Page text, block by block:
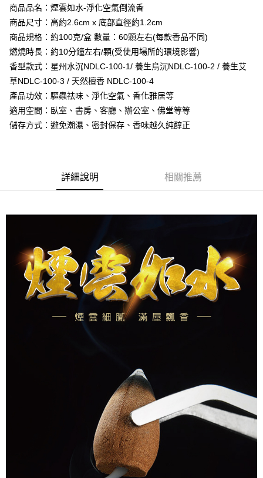
成交易。
3.實際核准額度、可分期數及費用金額請依後續交易確認頁面所載為準。
4.訂單成立30分鐘內，如未前往確認交易或遇審核未通過，訂單將自動取
消。如遇「轉專審核」未通過狀況，表示未達大哥付你分期系統評分，恕無
法說明評估內容。
1.分期款項不併入電信帳單，「大哥付你分期」於每月結算日後寄送繳費提
醒簡訊。
2.透過簡訊連結打開帳單後，可選擇「超商條碼／台灣大直營門市／銀行轉
帳／街口支付／iPASS MONEY」等通路繳費。
【注意事項】
資料（包含姓名、電話或地址）提供予台灣大哥大進項蒐集、處理及利用，
AFTEE先享後付是「在收到商品之後才付款」的支付方式。 讓您購物簡單
便利好安心！
１．簡單：不需註冊會員、不需綁卡、不需儲值。
２．便利：只要手機號碼，簡訊認證，即可結帳。
３．安心：先確認商品／服務後，再付款。
１．於結帳方式選擇「AFTEE先享後付」後，將跳轉至「AFTEE先享後付」
結帳頁面，進行簡訊認證並確認金額後，即可完成結帳。
２．訂單成立數日內，您將收到繳費通知簡訊。
３．收到繳費通知簡訊後14天內，點擊此簡訊中的連結，可透過四大超商／
ATM／網路銀行／等多元方式進行付款，方視為交易完成。
是否繳費成功／繳費後需取消欲退款等相關疑問，請聯繫「AFTEE先享後付
客戶支援中心」https://netprotections.freshdesk.com/support/home
權轉讓予恩沛科技股份有限公司。
２．關於個人資料處理事宜，請瀏覽以下網址：
https://aftee.tw/terms/#terms3
３．未成年的使用者請事先徵得法定代理人或監護人之同意方可使用
「AFTEE先享後付」，若未經同意申辦者引起之損失，本公司不負相關責
任。
４．使用「AFTEE先享後付」時，將依據個別帳號之用戶狀況，依本公司即
時審查核予不同之上限額度；若仍有額度不足之情形，本公司將視審查結果
請求用戶進行身份認證。
Hami Point
相關說明
「Hami Point」為中華電信所提供之點數服務，可於會員專區綁定中華電信
會員帳號後，即可在購物車使用 Hami Point 折抵消費金額 (1點等於1元)。
貨到付款
運送方式
全家取貨付款
每筆NT$80，滿NT$1,288(含以上)免運費
萊爾富取貨付款
每筆NT$80，滿NT$1,288(含以上)免運費
7-11取貨付款
每筆NT$80，滿NT$1,288(含以上)免運費
付款後7-11取貨
每筆NT$80，滿NT$1,288(含以上)免運費
每筆NT$150，滿NT$1,500(含以上)免運費
商品品名：煙雲如水-淨化空氣倒流香
商品尺寸：高約2.6cm x 底部直徑約1.2cm
商品規格：約100克/盒 數量：60顆左右(每款香品不同)
燃燒時長：約10分鐘左右/顆(受使用場所的環境影響)
香型款式：星州水沉NDLC-100-1/ 養生烏沉NDLC-100-2 / 養生艾
草NDLC-100-3 / 天然檀香 NDLC-100-4
產品功效：驅蟲祛味、淨化空氣、香化雅居等
適用空間：臥室、書房、客廳、辦公室、佛堂等等
儲存方式：避免潮濕、密封保存、香味越久純醇正
詳細說明 相關推薦